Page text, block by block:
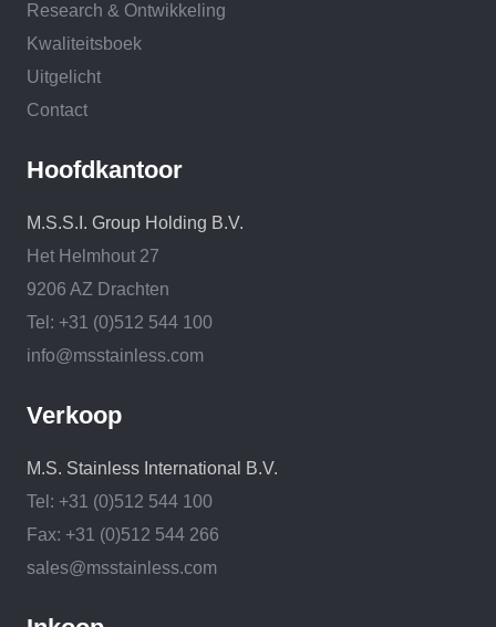
Research & Ontwikkeling
Kwaliteitsboek
Uitgelicht
Contact
Hoofdkantoor
M.S.S.I. Group Holding B.V.
Het Helmhout 27
9206 AZ Drachten
Tel: +31 (0)512 544 100
info@msstainless.com
Verkoop
M.S. Stainless International B.V.
Tel: +31 (0)512 544 100
Fax: +31 (0)512 544 266
sales@msstainless.com